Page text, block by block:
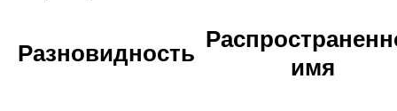
Разновидность
имя